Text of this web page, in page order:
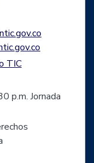
TIC
p.m. Jornada